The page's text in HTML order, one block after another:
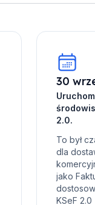
30
2.0.
To był
dla
jako
KSeF 2.0